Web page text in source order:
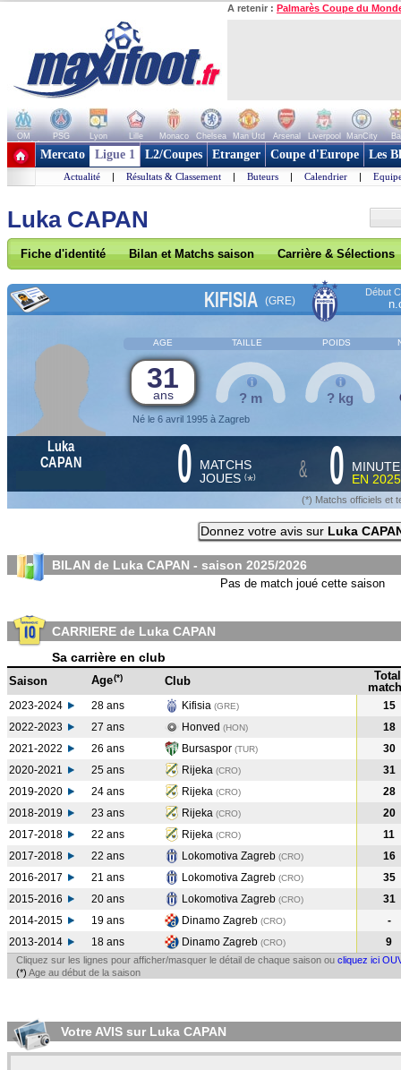
A retenir : Palmarès Coupe du
OM PSG Lyon Lille Monaco Chelsea Man Utd Arsenal Liverpool ManCity
+ de clubs
Mercato Ligue 1 L2/Coupes Etranger Coupe d'Europe Les
Actualité | Résultats & Classement | Buteurs | Calendrier |
Luka CAPAN
Fiche d'identité Bilan et Matchs saison Carrière & Sélections
KIFISIA (GRE)
Début
AGE TAILLE POIDS
31
ans
Né le 6 avril 1995 à Zagreb
? m ? kg
Luka
CAPAN
0 MATCHS
JOUES (*) & 0
EN
(*) Matchs officiels et
Donnez votre avis sur Luka
BILAN de Luka CAPAN - saison 2025/2026
Pas de match joué cette saison
CARRIERE de Luka CAPAN
Sa carrière en club
Saison Age(*) Club
Total
2023-2024 28 ans Kifisia (GRE)
15
2022-2023
27 ans Honved (HON)
18
2021-2022
26 ans Bursaspor (TUR)
30
2020-2021
25 ans Rijeka (CRO)
31
2019-2020
24 ans Rijeka (CRO)
28
2018-2019
23 ans Rijeka (CRO)
20
2017-2018
22 ans Rijeka (CRO)
11
2017-2018
22 ans Lokomotiva Zagreb (CRO)
16
2016-2017
21 ans Lokomotiva Zagreb (CRO)
35
2015-2016
20 ans Lokomotiva Zagreb (CRO)
31
2014-2015
19 ans Dinamo Zagreb (CRO)
-
2013-2014
18 ans Dinamo Zagreb (CRO) 9
Cliquez sur les lignes pour afficher/masquer le détail de chaque saison ou cliquez ici
(*) Age au début de la saison
Votre AVIS sur Luka CAPAN